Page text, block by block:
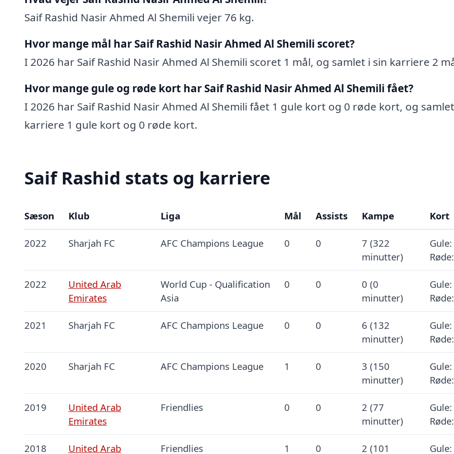
Saif Rashid Nasir Ahmed Al Shemili vejer 76 kg.
Hvor mange mål har Saif Rashid Nasir Ahmed Al Shemili scoret?
I 2026 har Saif Rashid Nasir Ahmed Al Shemili scoret 1 mål, og samlet i sin karriere 2
Hvor mange gule og røde kort har Saif Rashid Nasir Ahmed Al Shemili fået?
I 2026 har Saif Rashid Nasir Ahmed Al Shemili fået 1 gule kort og 0 røde kort, og
karriere 1 gule kort og 0 røde kort.
Saif Rashid stats og karriere
Sæson Klub Liga Mål Assists Kampe Kort
2022 Sharjah FC AFC Champions League 0 0
7 (322
minutter)
2022
United Arab
Emirates
World Cup - Qualification
Asia
0 0
0 (0
minutter)
2021 Sharjah FC AFC Champions League 0 0
6 (132
minutter)
2020 Sharjah FC AFC Champions League 1 0
3 (150
minutter)
2019
United Arab
Emirates
Friendlies 0 0
2 (77
minutter)
2018 United Arab Friendlies 1 0 2 (101